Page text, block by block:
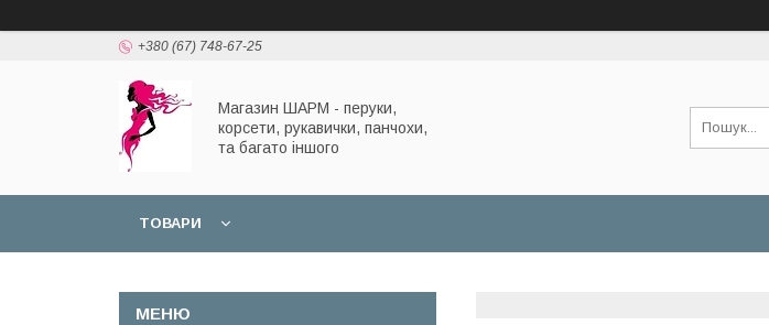
+380 (67) 748-67-25
Магазин ШАРМ - перуки,
корсети, рукавички, панчохи,
та багато іншого
ТОВАРИ